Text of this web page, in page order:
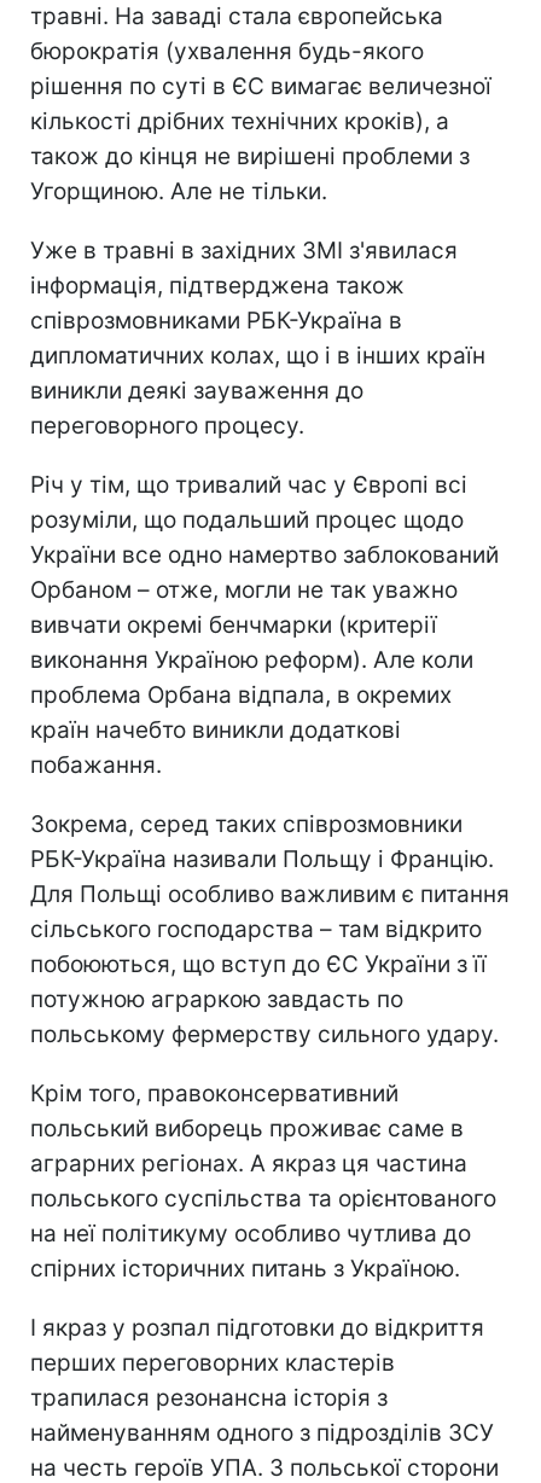
травні. На заваді стала європейська
бюрократія (ухвалення будь-якого
рішення по суті в ЄС вимагає величезної
кількості дрібних технічних кроків), а
також до кінця не вирішені проблеми з
Угорщиною. Але не тільки.
Уже в травні в західних ЗМІ з'явилася
інформація, підтверджена також
співрозмовниками РБК-Україна в
дипломатичних колах, що і в інших країн
виникли деякі зауваження до
переговорного процесу.
Річ у тім, що тривалий час у Європі всі
розуміли, що подальший процес щодо
України все одно намертво заблокований
Орбаном – отже, могли не так уважно
вивчати окремі бенчмарки (критерії
виконання Україною реформ). Але коли
проблема Орбана відпала, в окремих
країн начебто виникли додаткові
побажання.
Зокрема, серед таких співрозмовники
РБК-Україна називали Польщу і Францію.
Для Польщі особливо важливим є питання
сільського господарства – там відкрито
побоюються, що вступ до ЄС України з її
потужною аграркою завдасть по
польському фермерству сильного удару.
Крім того, правоконсервативний
польський виборець проживає саме в
аграрних регіонах. А якраз ця частина
польського суспільства та орієнтованого
на неї політикуму особливо чутлива до
спірних історичних питань з Україною.
І якраз у розпал підготовки до відкриття
перших переговорних кластерів
трапилася резонансна історія з
найменуванням одного з підрозділів ЗСУ
на честь героїв УПА. З польської сторони